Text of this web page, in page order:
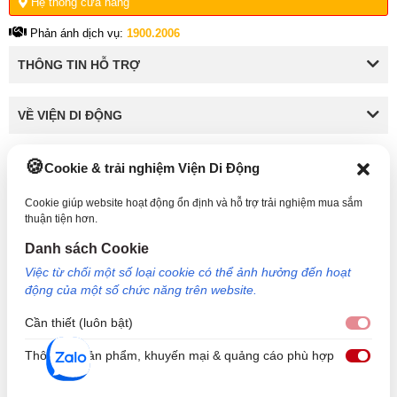
Cookie & trải nghiệm Viện Di Động
Cookie giúp website hoạt động ổn định và hỗ trợ trải nghiệm mua sắm
thuận tiện hơn.
Danh sách Cookie
Việc từ chối một số loại cookie có thể ảnh hưởng đến hoạt
động của một số chức năng trên website.
Cần thiết (luôn bật)
Thông tin sản phẩm, khuyến mại & quảng cáo phù hợp
8. Một vài lưu ý khi sử dụng, bảo quản laptop để màn
hình bền bỉ hơn
laptop
Như đã nói, màn hình laptop là một trong những bộ phận
lỗi hoặc vấn đề linh kiện thì thiết bị sẽ trở nên khó sử dụng
hoặc không còn quan trọng trong các nhu cầu hằng ngày.
Phản ánh dịch vụ: 1900.2006
THÔNG TIN HỖ TRỢ
VỀ VIỆN DI ĐỘNG
KẾT NỐI VỚI VIỆN DI ĐỘNG
Định, TP HCM. Mã số doanh nghiệp: 0317265132 - Ngày cấp: 25/04/2022 - Nơi cấp: Sở
kế hoạch và đầu tư TP Hồ Chí Minh. Giám đốc: Nguyễn Ngọc Ngân. Hotline: 1800.6729
(miễn phí) - Email: cskh@viendidong.com - Bản quyền thuộc về Viện Di Động.